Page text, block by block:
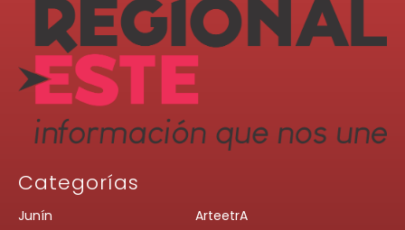
Categorías
Junín
ArteetrA